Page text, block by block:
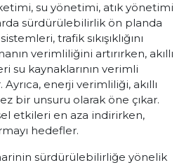
su yönetimi, atık yönetimi
sürdürülebilirlik ön planda
trafik sıkışıklığını
verimliliğini artırırken, akıllı
su kaynaklarının verimli
Ayrıca, enerji verimliliği, akıllı
bir unsuru olarak öne çıkar.
etkileri en aza indirirken,
hedefler.
sürdürülebilirliğe yönelik